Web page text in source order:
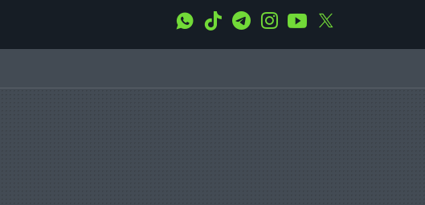
WhatsApp
Tiktok TelegramInstagramYoutube